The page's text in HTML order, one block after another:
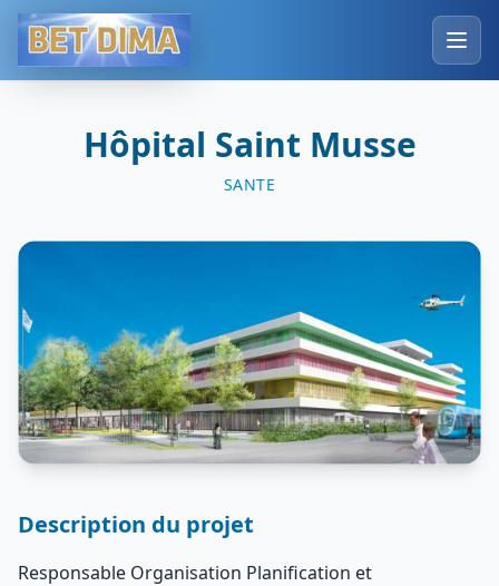
Hôpital Saint Musse
SANTE
Description du projet
Responsable Organisation Planification et